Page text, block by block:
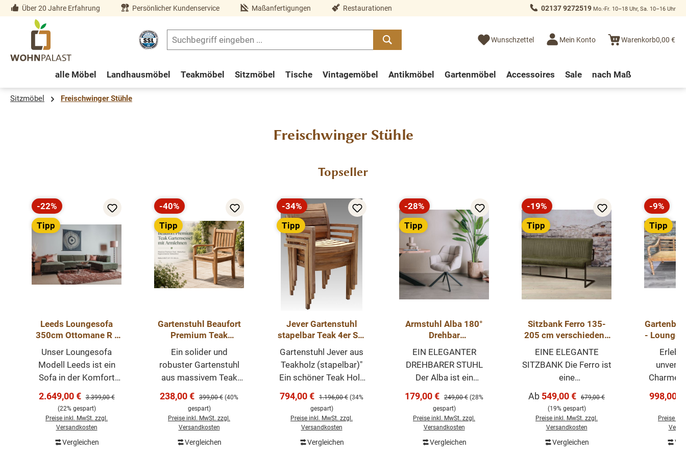
Zur Hauptnavigation springen
Über 20 Jahre Erfahrung Persönlicher Kundenservice Maßanfertigungen Restaurationen 02137 9272519 Mo.-Fr. 10–18 Uhr, Sa. 10–16 Uhr
Wunschzettel Mein Konto Warenkorb0,00 €
alle Möbel Landhausmöbel Teakmöbel Sitzmöbel Tische Vintagemöbel Antikmöbel Gartenmöbel Accessoires Sale nach Maß
Sitzmöbel Freischwinger Stühle
Freischwinger Stühle
Topseller
Rabatt
-22%
Tipp
Leeds Loungesofa
350cm Ottomane R -
Ecksofa - Sofa - sofort
lieferbar
Unser Loungesofa
Modell Leeds ist ein
Sofa in der Komfort
zusammenkommen.
Es hat ein schlichtes
Design und ist aus
hochwertigen
Verkaufspreis:
2.649,00 € Regulärer Preis:
3.399,00 €
(22% gespart)
Preise inkl. MwSt. zzgl.
Versandkosten
Vergleichen
Rabatt
-40%
Tipp
Gartenstuhl Beaufort
Premium Teak
Gartensessel mit
Armlehnen
Ein solider und
robuster Gartenstuhl
aus massivem Teak
ergonomisch geformte
Sitz- und Rückenfläche
und bietet Ihnen
dadurch einen hohen
Verkaufspreis:
238,00 € Regulärer Preis:
399,00 € (40%
gespart)
Preise inkl. MwSt. zzgl.
Versandkosten
Vergleichen
In den Warenkorb
Rabatt
-34%
Tipp
Jever Gartenstuhl
stapelbar Teak 4er Set
Teakholz Stuhl
Outdoor
Gartenstuhl Jever aus
Teakholz (stapelbar)"
Ein schöner Teak Holz
Teak Gartenstühle
wurden aus massivem
Teak hergestellt und
sind stapelbar. Die
Verkaufspreis:
794,00 € Regulärer Preis:
1.196,00 € (34%
gespart)
Preise inkl. MwSt. zzgl.
Versandkosten
Vergleichen
In den Warenkorb
Rabatt
-28%
Tipp
Armstuhl Alba 180°
Drehbar
verschiedenen Farben
Stuhl Sessel
EIN ELEGANTER
DREHBARER STUHL
Der Alba ist ein
Esszimmerstuhl. Die
Sitzfläche dieses
Esszimmerstuhls
besteht aus Stoff, die
Verkaufspreis:
179,00 € Regulärer Preis:
249,00 € (28%
gespart)
Preise inkl. MwSt. zzgl.
Versandkosten
Vergleichen
Rabatt
-19%
Tipp
Sitzbank Ferro 135-
205 cm verschiedene
EINE ELEGANTE
SITZBANK Die Ferro ist
eine
moderne Esszimmerba
nk. Die Sitzfläche
dieser Esszimmerbank
besteht aus
Kunstleder, das
Verkaufspreis:
Ab 549,00 € Regulärer Preis:
679,00 €
(19% gespart)
Preise inkl. MwSt. zzgl.
Versandkosten
Vergleichen
Rabatt
-9%
Tipp
- Lounge
Charme
Teak
998,00 €
Preise